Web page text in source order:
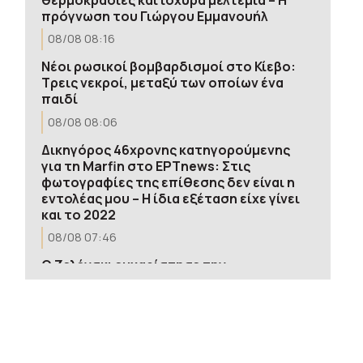
πρόγνωση του Γιώργου Εμμανουήλ
08/08 08:16
Νέοι ρωσικοί βομβαρδισμοί στο Κίεβο:
Τρεις νεκροί, μεταξύ των οποίων ένα
παιδί
08/08 08:06
Δικηγόρος 46χρονης κατηγορούμενης
για τη Marfin στο ΕΡΤnews: Στις
φωτογραφίες της επίθεσης δεν είναι η
εντολέας μου – Η ίδια εξέταση είχε γίνει
και το 2022
08/08 07:46
Ο Ζελένσκι ευχαρίστησε την
αμερικανική Γερουσία για το